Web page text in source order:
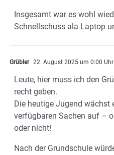
Insgesamt war es wohl
Schnellschuss ala Laptop
Grübler 22. August 2025 um 0:00 Uhr
Leute, hier muss ich den
recht geben.
Die heutige Jugend wächst
verfügbaren Sachen auf –
oder nicht!
Nach der Grundschule